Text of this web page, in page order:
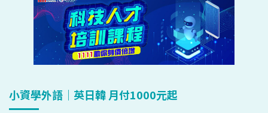
小資學外語｜英日韓 月付1000元起